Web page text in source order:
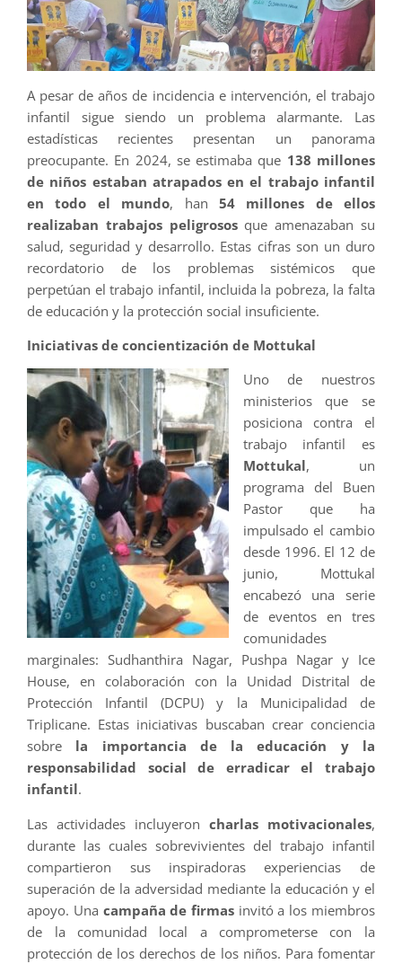
A pesar de años de incidencia e intervención, el trabajo
infantil sigue siendo un problema alarmante. Las
estadísticas recientes presentan un panorama
preocupante. En 2024, se estimaba que 138 millones
de niños estaban atrapados en el trabajo infantil
en todo el mundo, han 54 millones de ellos
realizaban trabajos peligrososque amenazaban su
salud, seguridad y desarrollo. Estas cifras son un duro
recordatorio de los problemas sistémicos que
perpetúan el trabajo infantil, incluida la pobreza, la falta
de educación y la protección social insuficiente.
Iniciativas de concientización de Mottukal
Uno de nuestros
ministerios que se
posiciona contra el
trabajo infantil es
Mottukal, un
programa del Buen
Pastor que ha
impulsado el cambio
desde 1996. El 12 de
junio, Mottukal
encabezó una serie
de eventos en tres
comunidades
marginales: Sudhanthira Nagar, Pushpa Nagar y Ice
House, en colaboración con la Unidad Distrital de
Protección Infantil (DCPU) y la Municipalidad de
Triplicane. Estas iniciativas buscaban crear conciencia
sobre la importancia de la educación y la
responsabilidad social de erradicar el trabajo
infantil.
Las actividades incluyeron charlas motivacionales,
durante las cuales sobrevivientes del trabajo infantil
compartieron sus inspiradoras experiencias de
superación de la adversidad mediante la educación y el
apoyo. Una campaña de firmas invitó a los miembros
de la comunidad local a comprometerse con la
protección de los derechos de los niños. Para fomentar